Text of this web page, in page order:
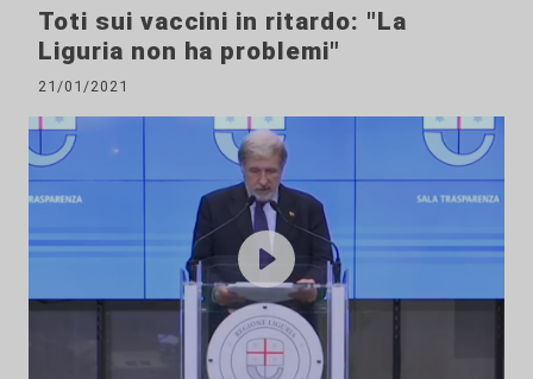
Toti sui vaccini in ritardo: "La
Liguria non ha problemi"
21/01/2021